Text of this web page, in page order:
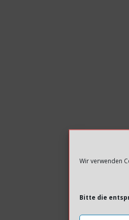
Wir verwenden
Bitte die